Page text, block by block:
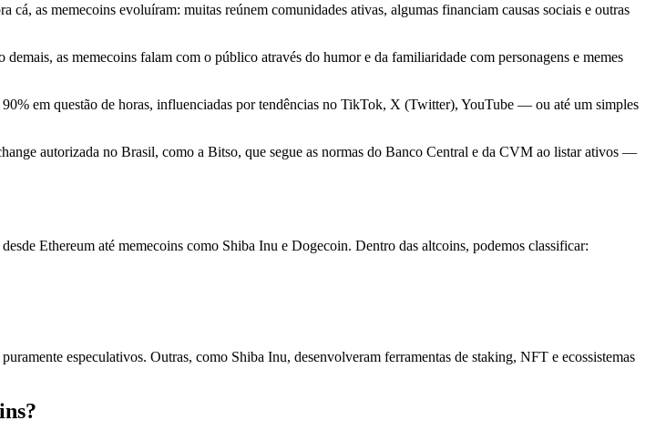
as memecoins evoluíram: muitas reúnem comunidades ativas, algumas financiam causas sociais e outras
as memecoins falam com o público através do humor e da familiaridade com personagens e memes
em questão de horas, influenciadas por tendências no TikTok, X (Twitter), YouTube — ou até um simples
autorizada no Brasil, como a Bitso, que segue as normas do Banco Central e da CVM ao listar ativos —
Ethereum até memecoins como Shiba Inu e Dogecoin. Dentro das altcoins, podemos classificar:
especulativos. Outras, como Shiba Inu, desenvolveram ferramentas de staking, NFT e ecossistemas